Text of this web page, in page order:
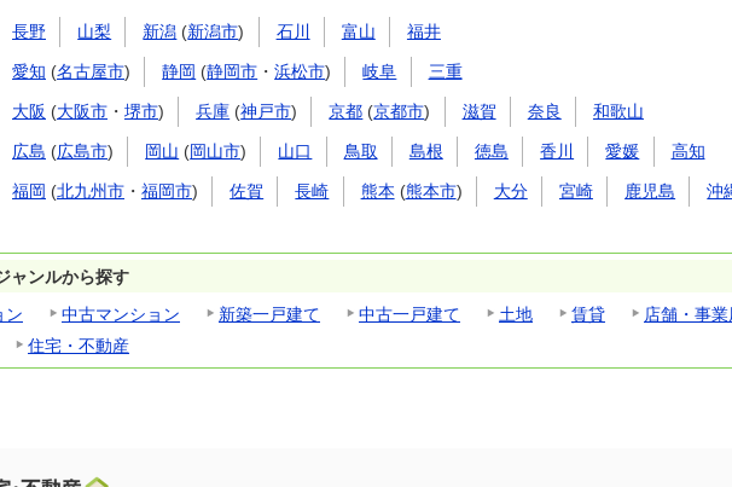
長野 山梨 新潟 (新潟市) 石川 富山 福井
愛知 (名古屋市) 静岡 (静岡市 ・浜松市) 岐阜 三重
大阪 (大阪市 ・ 堺市) 兵庫 (神戸市) 京都 (京都市) 滋賀 奈良 和歌山
広島 (広島市) 岡山 (岡山市) 山口 鳥取 島根 徳島 香川 愛媛 高知
福岡 (北九州市 ・ 福岡市) 佐賀 長崎 熊本 (熊本市) 大分 宮崎 鹿児島 沖
ャンルから探す
ン
中古マンション 新築一戸建て 中古一戸建て 土地 賃貸
店舗・事業
住宅・不動産